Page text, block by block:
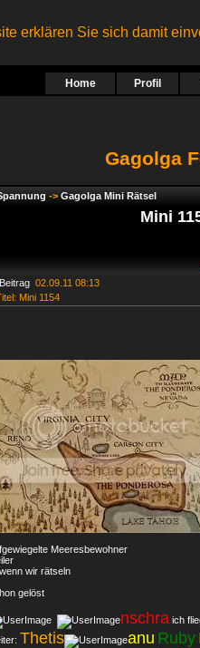
erklären Sie sich damit
Home Profil
Gagolga
-> Gagolga Mini Rätsel
Mini
02.09.11 08:13
Mini 1154
Meeresbewohner
wenn wir rätseln
gelöst
nschra ich
Thetis anu Ruby